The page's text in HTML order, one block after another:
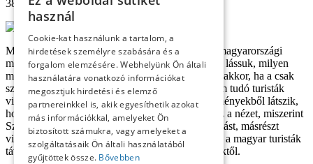
38 százalék pedig ellenkező véleményen van.
Miután Komárom határ menti város, a kérdést a magyarországi
magyar vásárlók viszonylatában is feltettük, hogy lássuk, milyen
mértékben változik meg a válaszadók véleménye akkor, ha a csak
szlovákul tudó eladók és a szlovákul biztosan nem tudó turisták
viszonyáról kell véleményt mondaniuk. Az eredményekből látszik,
hogy polarizáltabbá váltak a válaszok: egyfelől az a nézet, miszerint
Szlovákiában nem kell elvárni a magyar kiszolgálást, másrészt
viszont többen gondolják hangsúlyosan azt, hogy a magyar turisták
távolmaradnak a hasonló vállalkozásoktól, üzletektől.
használ
Cookie-kat használunk a tartalom, a
hirdetések személyre szabására és a
forgalom elemzésére. Webhelyünk Ön általi
használatára vonatkozó információkat
megosztjuk hirdetési és elemző
partnereinkkel is, akik egyesíthetik azokat
más információkkal, amelyeket Ön
biztosított számukra, vagy amelyeket a
szolgáltatásaik Ön általi használatából
gyűjtöttek össze. Bővebben